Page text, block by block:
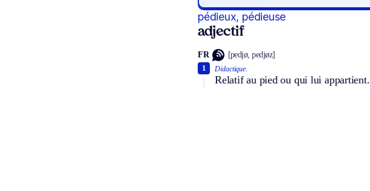
pédieux, pédieuse
adjectif
FR [pedjø, pedjøz]
Didactique.
Relatif au pied ou qui lui appartient.
1